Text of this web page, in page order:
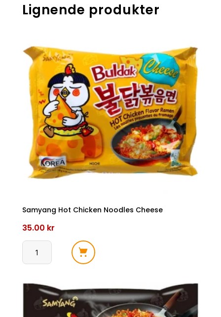
Lignende produkter
Samyang Hot Chicken Noodles Cheese
35.00 kr
Samyang
Chicken
Noodles
Cheese